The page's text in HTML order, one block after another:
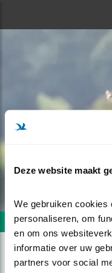
Deze website maakt
We gebruiken cookies
personaliseren, om
en om ons
informatie over uw
partners voor social
Volgende foto